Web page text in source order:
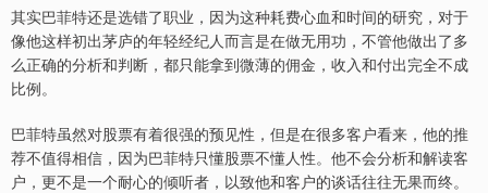
其实巴菲特还是选错了职业，因为这种耗费心血和时间的研究，对于
像他这样初出茅庐的年轻经纪人而言是在做无用功，不管他做出了多
么正确的分析和判断，都只能拿到微薄的佣金，收入和付出完全不成
比例。
巴菲特虽然对股票有着很强的预见性，但是在很多客户看来，他的推
荐不值得相信，因为巴菲特只懂股票不懂人性。他不会分析和解读客
户，更不是一个耐心的倾听者，以致他和客户的谈话往往无果而终。